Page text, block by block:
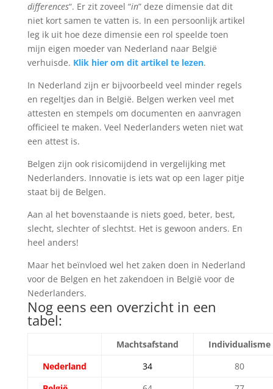
differences“. Er zit zoveel “in” deze dimensie dat dit
niet kort samen te vatten is. In een persoonlijk artikel
leg ik uit hoe deze dimensie een rol speelde toen
mijn eigen moeder van Nederland naar België
verhuisde. Klik hier om dit artikel te lezen.
In Nederland zijn er bijvoorbeeld veel minder regels
en regeltjes dan in België. Belgen werken veel met
attesten en stempels om documenten en aanvragen
officieel te maken. Veel Nederlanders weten niet wat
een attest is.
Belgen zijn ook risicomijdend in vergelijking met
Nederlanders. Innovatie is iets wat op een lager pitje
staat bij de Belgen.
Aan al het bovenstaande is niets goed, beter, best,
slecht, slechter of slechtst. Het is gewoon anders. En
heel anders!
Maar het beïnvloed wel het zaken doen in Nederland
voor de Belgen en het zakendoen in België voor de
Nederlanders.
Nog eens een overzicht in een
tabel:
Machtsafstand
Individualisme
Nederland
34
80